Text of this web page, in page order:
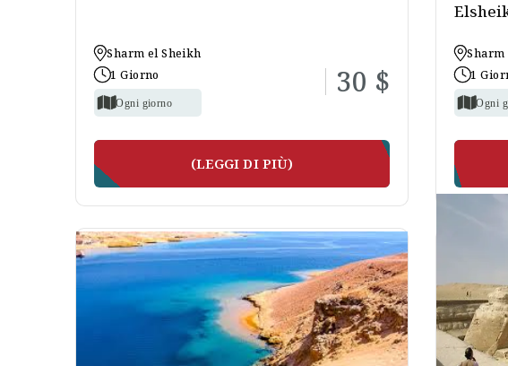
Sharm el Sheikh
1 Giorno
Ogni giorno
30 $
(LEGGI DI PIÙ)
Sharm
1
Ogni